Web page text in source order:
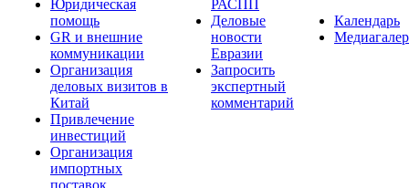
Юридическая
помощь
GR и внешние
коммуникации
Организация
деловых визитов в
Китай
Привлечение
инвестиций
Организация
импортных
поставок
РАСПП
Деловые
новости
Евразии
Запросить
экспертный
комментарий
Календарь